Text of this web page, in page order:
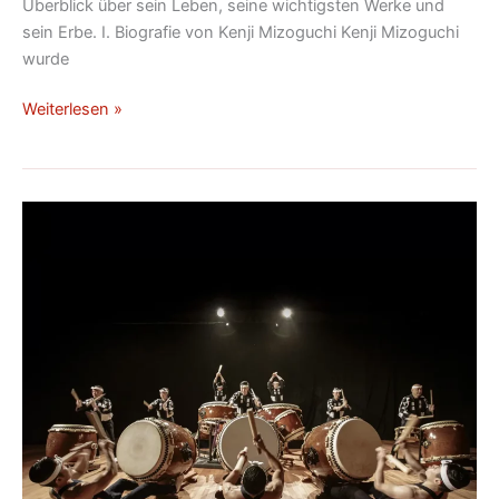
Überblick über sein Leben, seine wichtigsten Werke und
sein Erbe. I. Biografie von Kenji Mizoguchi Kenji Mizoguchi
wurde
Weiterlesen »